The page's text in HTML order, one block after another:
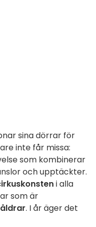
sina dörrar för
inte får missa:
som kombinerar
och upptäckter.
i alla
som är
. I år äger det